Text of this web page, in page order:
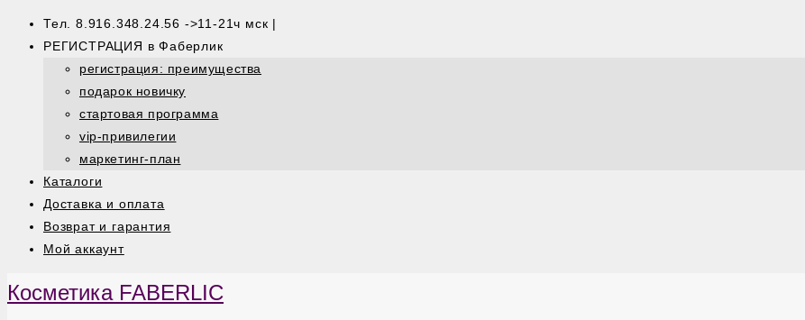
Тел. 8.916.348.24.56 ->11-21ч мск |
РЕГИСТРАЦИЯ в Фаберлик
регистрация: преимущества
подарок новичку
стартовая программа
vip-привилегии
маркетинг-план
Каталоги
Доставка и оплата
Возврат и гарантия
Мой аккаунт
Косметика FABERLIC